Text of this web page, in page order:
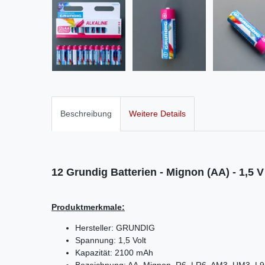
Beschreibung Weitere Details
12 Grundig Batterien - Mignon (AA) - 1,5 V
Produktmerkmale:
Hersteller: GRUNDIG
Spannung: 1,5 Volt
Kapazität: 2100 mAh